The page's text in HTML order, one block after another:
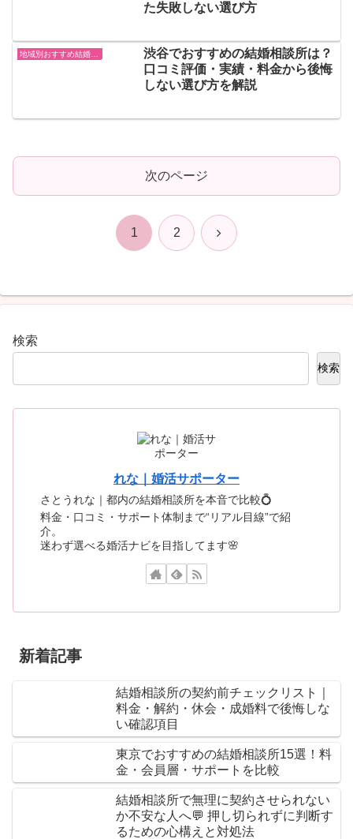
た失敗しない選び方
地域別おすすめ結婚相談所
渋谷でおすすめの結婚相談所は？
口コミ評価・実績・料金から後悔
しない選び方を解説
次のページ
1 2 次
検索
検索
れな｜婚活サポーター
さとうれな｜都内の結婚相談所を本音で比較💍
料金・口コミ・サポート体制まで“リアル目線”で紹
介。
迷わず選べる婚活ナビを目指してます🌸
新着記事
結婚相談所の契約前チェックリスト｜
料金・解約・休会・成婚料で後悔しな
い確認項目
東京でおすすめの結婚相談所15選！料
金・会員層・サポートを比較
結婚相談所で無理に契約させられない
か不安な人へ💬 押し切られずに判断す
るための心構えと対処法